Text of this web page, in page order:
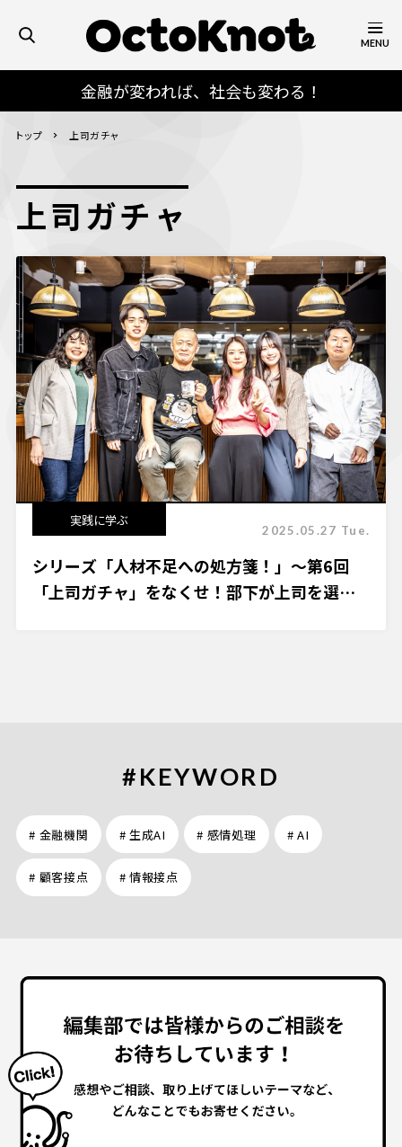
金融が変われば、社会も変わる！
MENU
トップ 上司ガチャ
上司ガチャ
実践に学ぶ
2025.05.27 Tue.
シリーズ「人材不足への処方箋！」～第6回
「上司ガチャ」をなくせ！部下が上司を選ぶ
#KEYWORD
# 金融機関 # 生成AI # 感情処理 # AI
# 顧客接点 # 情報接点